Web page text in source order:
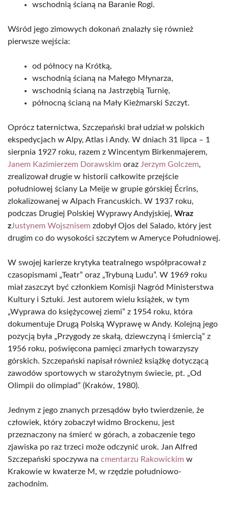
wschodnią ścianą na Baranie Rogi.
Wśród jego zimowych dokonań znalazły się również
pierwsze wejścia:
od północy na Krótką,
wschodnią ścianą na Małego Młynarza,
wschodnią ścianą na Jastrzębią Turnię,
północną ścianą na Mały Kieżmarski Szczyt.
Oprócz taternictwa, Szczepański brał udział w polskich
ekspedycjach w Alpy, Atlas i Andy. W dniach 31 lipca – 1
sierpnia 1927 roku, razem z Wincentym Birkenmajerem,
Janem Kazimierzem Dorawskim oraz Jerzym Golczem,
zrealizował drugie w historii całkowite przejście
południowej ściany La Meije w grupie górskiej Écrins,
zlokalizowanej w Alpach Francuskich. W 1937 roku,
podczas Drugiej Polskiej Wyprawy Andyjskiej, Wraz
zJustynem Wojsznisem zdobył Ojos del Salado, który jest
drugim co do wysokości szczytem w Ameryce Południowej.
W swojej karierze krytyka teatralnego współpracował z
czasopismami „Teatr” oraz „Trybuną Ludu”. W 1969 roku
miał zaszczyt być członkiem Komisji Nagród Ministerstwa
Kultury i Sztuki. Jest autorem wielu książek, w tym
„Wyprawa do księżycowej ziemi” z 1954 roku, która
dokumentuje Drugą Polską Wyprawę w Andy. Kolejną jego
pozycją była „Przygody ze skałą, dziewczyną i śmiercią” z
1956 roku, poświęcona pamięci zmarłych towarzyszy
górskich. Szczepański napisał również książkę dotyczącą
zawodów sportowych w starożytnym świecie, pt. „Od
Olimpii do olimpiad” (Kraków, 1980).
Jednym z jego znanych przesądów było twierdzenie, że
człowiek, który zobaczył widmo Brockenu, jest
przeznaczony na śmierć w górach, a zobaczenie tego
zjawiska po raz trzeci może odczynić urok. Jan Alfred
Szczepański spoczywa na cmentarzu Rakowickim w
Krakowie w kwaterze M, w rzędzie południowo-
zachodnim.